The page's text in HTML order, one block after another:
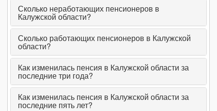
февраль 2023
15 266₽↑ (+0.78% | +118₽)
январь 2023
20 370₽
↑
2022 (среднее)
декабрь 2022
14 800₽↑ (+1.59% | +231₽) 19 491₽
ноябрь 2022
14 569₽↑ (+0.83% | +120₽) 19 508₽↓ (-
октябрь 2022
14 449₽↑ (+0.53% | +76₽)
Сколько неработающих пенсионеров в
Калужской области?
Сколько работающих пенсионеров в Калужской
области?
Как изменилась пенсия в Калужской области за
последние три года?
Как изменилась пенсия в Калужской области за
последние пять лет?